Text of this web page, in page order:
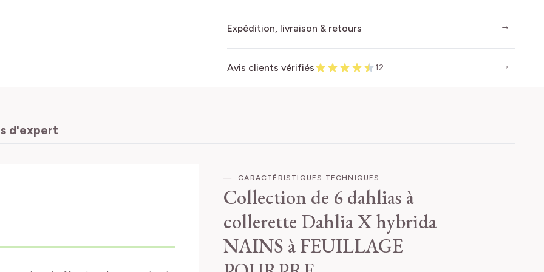
Expédition, livraison & retours
Avis clients vérifiés 12
d'expert
CARACTÉRISTIQUES TECHNIQUES
Collection de 6 dahlias à
collerette Dahlia X hybrida
NAINS à FEUILLAGE